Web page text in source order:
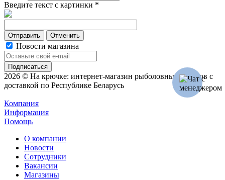
Введите текст с картинки *
Отменить
Новости магазина
2026 © На крючке: интернет-магазин рыболовных товаров с
доставкой по Республике Беларусь
Компания
Информация
Помощь
О компании
Новости
Сотрудники
Вакансии
Магазины